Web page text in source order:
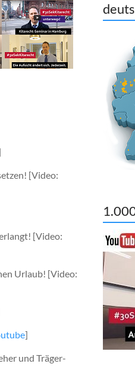
[Video:
[Video:
Urlaub! [Video:
]
und Träger-